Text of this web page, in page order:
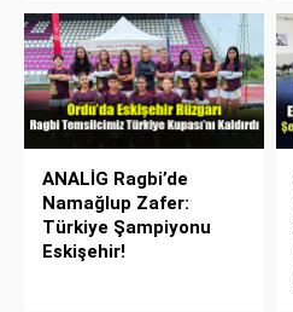
ANALİG Ragbi’de
Namağlup Zafer:
Türkiye Şampiyonu
Eskişehir!